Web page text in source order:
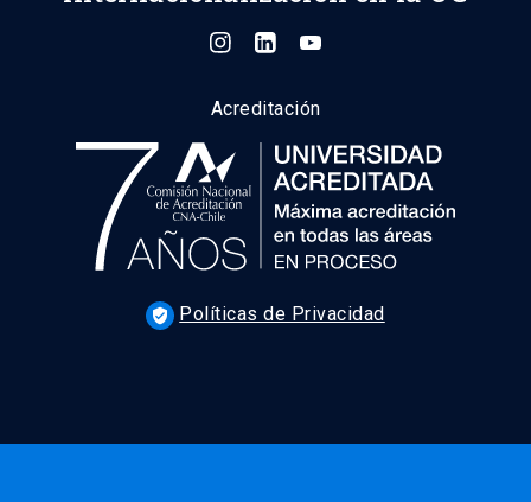
Acreditación
verified_user Políticas de Privacidad